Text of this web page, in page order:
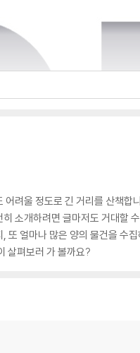
려울 정도로 긴 거리를 산책합
소개하려면 글마저도 거대할
또 얼마나 많은 양의 물건을 수
살펴보러 가 볼까요?